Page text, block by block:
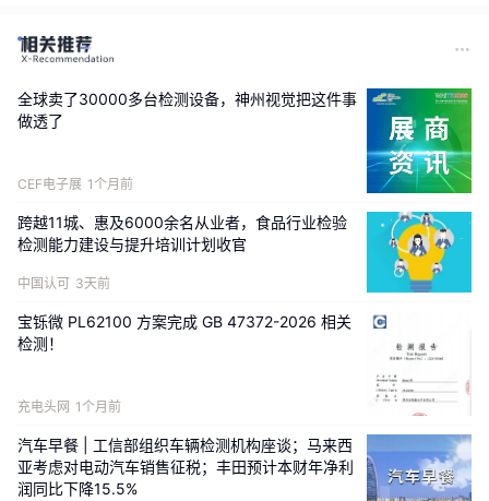
路供应链⽀持，全⾯保障隆盛唯睿千台合作的按
搬运功能验证并交付，量产落地能⼒得到检验。
2、产业推⼴落地：隆盛唯睿将推动双方合作的具
身机器⼈本体在世界级灯塔⼯⼚的场景落地，覆
盖智能制造、⼯业物流、精密加⼯等多元⾼价值
场景，打造头部标杆，打通具⾝智能技术的产业
推⼴路径。
3、技术共创⽀持：联合搭建具⾝智能技术研发与
视界的顶尖技术能⼒，打通“数据-模型-硬件-场
公开资料显示，隆盛科技是国内精密制造领域上
全球卖了30000多台检测设备，神州视觉把这件事
做透了
CEF电子展 1个月前
跨越11城、惠及6000余名从业者，食品行业检验
检测能力建设与提升培训计划收官
中国认可 3天前
宝铄微 PL62100 方案完成 GB 47372-2026 相关
检测！
充电头网 1个月前
汽车早餐 | 工信部组织车辆检测机构座谈；马来西
亚考虑对电动汽车销售征税；丰田预计本财年净利
润同比下降15.5%